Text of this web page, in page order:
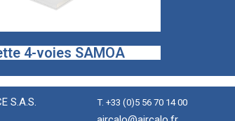
4-voies SAMOA
S.A.S.
T. +33 (0)5 56 70 14 00